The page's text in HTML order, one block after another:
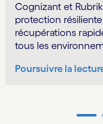
Cognizant et
protection
récupérations
tous les
Poursuivre la